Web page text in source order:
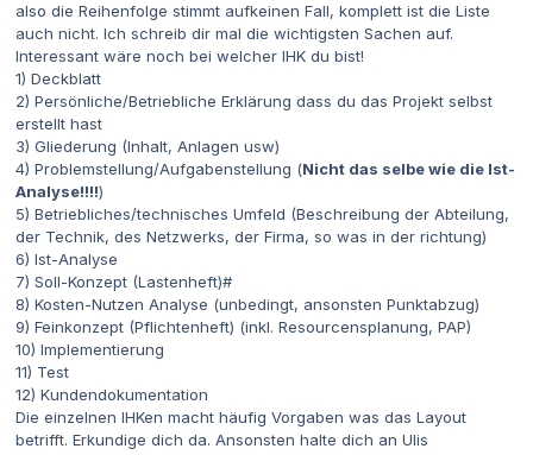
also die Reihenfolge stimmt aufkeinen Fall, komplett ist die Liste
auch nicht. Ich schreib dir mal die wichtigsten Sachen auf.
Interessant wäre noch bei welcher IHK du bist!
1) Deckblatt
2) Persönliche/Betriebliche Erklärung dass du das Projekt selbst
erstellt hast
3) Gliederung (Inhalt, Anlagen usw)
4) Problemstellung/Aufgabenstellung (Nicht das selbe wie die Ist-
Analyse!!!!)
5) Betriebliches/technisches Umfeld (Beschreibung der Abteilung,
der Technik, des Netzwerks, der Firma, so was in der richtung)
6) Ist-Analyse
7) Soll-Konzept (Lastenheft)#
8) Kosten-Nutzen Analyse (unbedingt, ansonsten Punktabzug)
9) Feinkonzept (Pflichtenheft) (inkl. Resourcensplanung, PAP)
10) Implementierung
11) Test
12) Kundendokumentation
Die einzelnen IHKen macht häufig Vorgaben was das Layout
betrifft. Erkundige dich da. Ansonsten halte dich an Ulis